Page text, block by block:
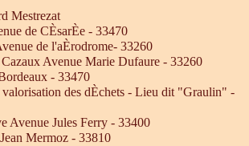
Mestrezat
de CÈsarÈe - 33470
de l'aÈrodrome- 33260
Avenue Marie Dufaure - 33260
- 33470
des dÈchets - Lieu dit "Graulin" -
Avenue Jules Ferry - 33400
Mermoz - 33810